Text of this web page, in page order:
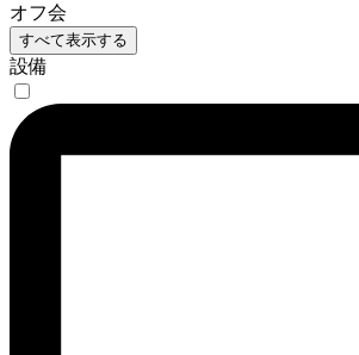
オフ会
すべて表示する
設備